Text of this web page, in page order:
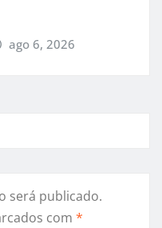
ago 6, 2026
será publicado.
com *